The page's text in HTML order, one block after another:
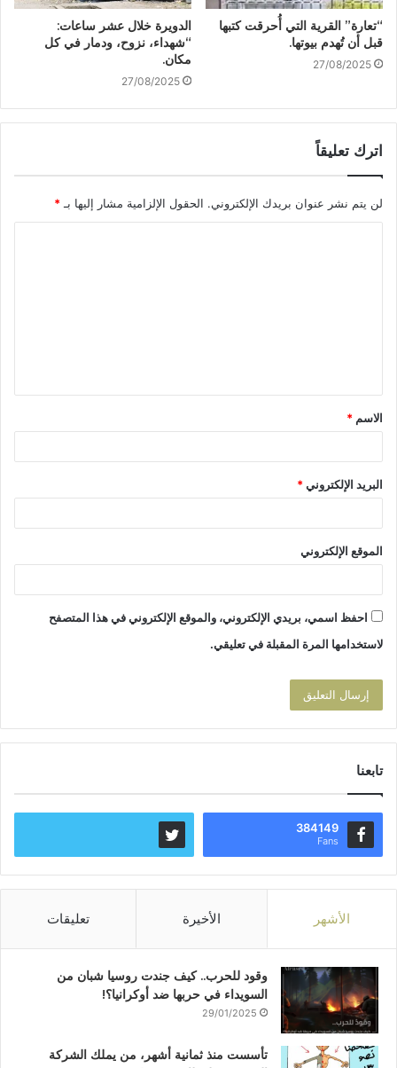
“تعارة” القرية التي أُحرقت كتبها
قبل أن تُهدم بيوتها.
27/08/2025
الدويرة خلال عشر ساعات:
“شهداء، نزوح، ودمار في كل
مكان.
27/08/2025
اترك تعليقاً
لن يتم نشر عنوان بريدك الإلكتروني. الحقول الإلزامية مشار إليها بـ *
ق
*
الاسم *
البريد الإلكتروني*
الموقع الإلكتروني
احفظ اسمي، بريدي الإلكتروني، والموقع الإلكتروني في هذا المتصفح
لاستخدامها المرة المقبلة في تعليقي.
تابعنا
384149
Fans
الأشهر الأخيرة تعليقات
وقود للحرب.. كيف جندت روسيا شبان من
السويداء في حربها ضد أوكرانيا؟!
29/01/2025
تأسست منذ ثمانية أشهر، من يملك الشركة